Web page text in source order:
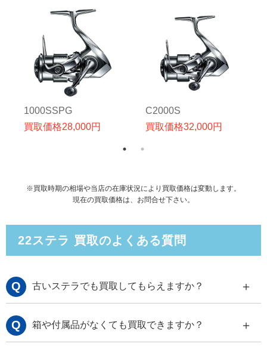
1000SSPG
買取価格28,000円
C2000S
買取価格32,000円
※買取時期の相場や当店の在庫状況により買取価格は変動します。
現在の買取価格は、お問合せ下さい。
22ステラ 買取のよくある質問
Q 古いステラでも買取してもらえますか？
Q 箱や付属品がなくても買取できますか？